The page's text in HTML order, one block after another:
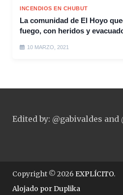
INCENDIOS EN CHUBUT
La comunidad de El Hoyo
fuego, con heridos y
10 MARZO, 2021
Edited by: @gabivaldes
Copyright © 2026 EXPLÍCITO.
Alojado porDuplika